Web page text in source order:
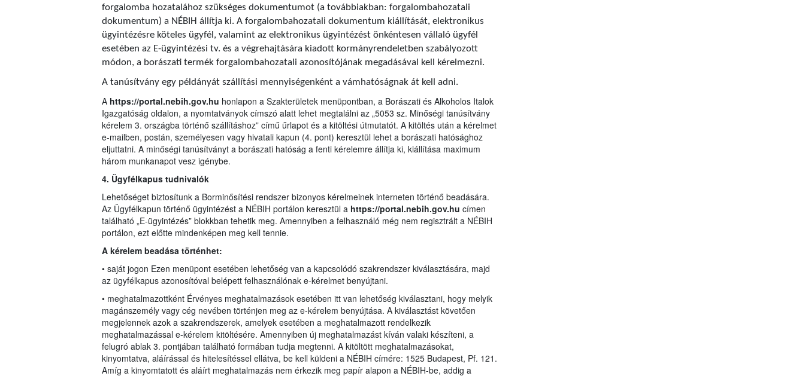
forgalomba hozatalához szükséges dokumentumot (a továbbiakban: forgalombahozatali
dokumentum) a NÉBIH állítja ki. A forgalombahozatali dokumentum kiállítását, elektronikus
ügyintézésre köteles ügyfél, valamint az elektronikus ügyintézést önkéntesen vállaló ügyfél
esetében az E-ügyintézési tv. és a végrehajtására kiadott kormányrendeletben szabályozott
módon, a borászati termék forgalombahozatali azonosítójának megadásával kell kérelmezni.
A tanúsítvány egy példányát szállítási mennyiségenként a vámhatóságnak át kell adni.
A https://portal.nebih.gov.hu honlapon a Szakterületek menüpontban, a Borászati és Alkoholos Italok
Igazgatóság oldalon, a nyomtatványok címszó alatt lehet megtalálni az „5053 sz. Minőségi tanúsítvány
kérelem 3. országba történő szállításhoz” című űrlapot és a kitöltési útmutatót. A kitöltés után a kérelmet
e-mailben, postán, személyesen vagy hivatali kapun (4. pont) keresztül lehet a borászati hatósághoz
eljuttatni. A minőségi tanúsítványt a borászati hatóság a fenti kérelemre állítja ki, kiállítása maximum
három munkanapot vesz igénybe.
4. Ügyfélkapus tudnivalók
Lehetőséget biztosítunk a Borminősítési rendszer bizonyos kérelmeinek interneten történő beadására.
Az Ügyfélkapun történő ügyintézést a NÉBIH portálon keresztül a https://portal.nebih.gov.hu címen
található „E-ügyintézés” blokkban tehetik meg. Amennyiben a felhasználó még nem regisztrált a NÉBIH
portálon, ezt előtte mindenképen meg kell tennie.
A kérelem beadása történhet:
• saját jogon Ezen menüpont esetében lehetőség van a kapcsolódó szakrendszer kiválasztására, majd
az ügyfélkapus azonosítóval belépett felhasználónak e-kérelmet benyújtani.
• meghatalmazottként Érvényes meghatalmazások esetében itt van lehetőség kiválasztani, hogy melyik
magánszemély vagy cég nevében történjen meg az e-kérelem benyújtása. A kiválasztást követően
megjelennek azok a szakrendszerek, amelyek esetében a meghatalmazott rendelkezik
meghatalmazással e-kérelem kitöltésére. Amennyiben új meghatalmazást kíván valaki készíteni, a
felugró ablak 3. pontjában található formában tudja megtenni. A kitöltött meghatalmazásokat,
kinyomtatva, aláírással és hitelesítéssel ellátva, be kell küldeni a NÉBIH címére: 1525 Budapest, Pf. 121.
Amíg a kinyomtatott és aláírt meghatalmazás nem érkezik meg papír alapon a NÉBIH-be, addig a